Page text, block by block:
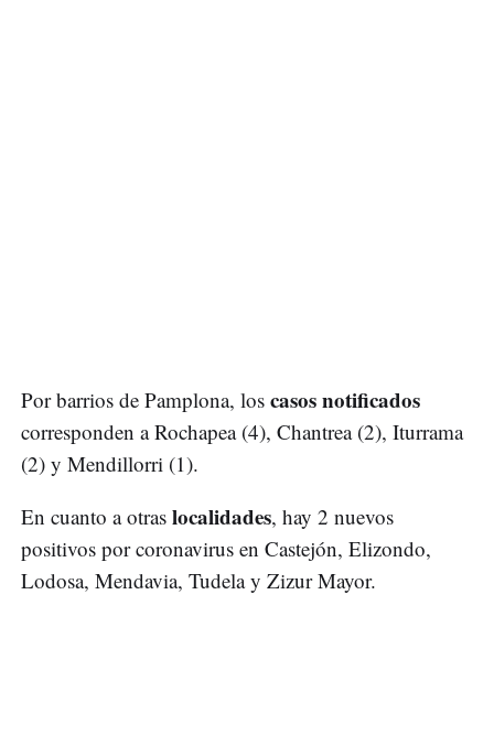
Por barrios de Pamplona, los casos notificados
corresponden a Rochapea (4), Chantrea (2), Iturrama
(2) y Mendillorri (1).
En cuanto a otras localidades, hay 2 nuevos
positivos por coronavirus en Castejón, Elizondo,
Lodosa, Mendavia, Tudela y Zizur Mayor.